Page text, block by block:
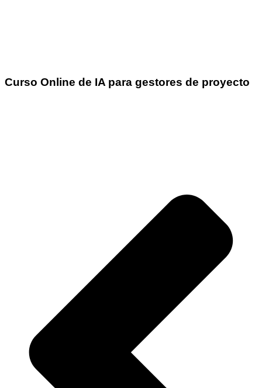
Curso Online de IA para gestores de proyecto